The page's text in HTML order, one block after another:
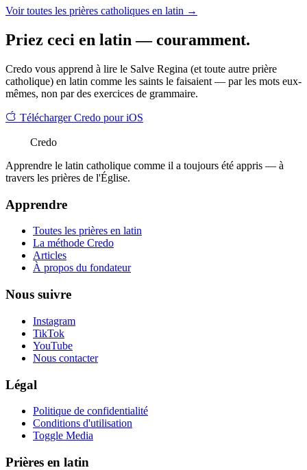
Voir toutes les prières catholiques en latin →
Priez ceci en latin — couramment.
Credo vous apprend à lire le Salve Regina (et toute autre prière
catholique) en latin comme les saints le faisaient — par les mots eux-
mêmes, non par des exercices de grammaire.
Télécharger Credo pour iOS
Credo
Apprendre le latin catholique comme il a toujours été appris — à
travers les prières de l'Église.
Apprendre
Toutes les prières en latin
La méthode Credo
Articles
À propos du fondateur
Nous suivre
Instagram
TikTok
YouTube
Nous contacter
Légal
Politique de confidentialité
Conditions d'utilisation
Toggle Media
Prières en latin